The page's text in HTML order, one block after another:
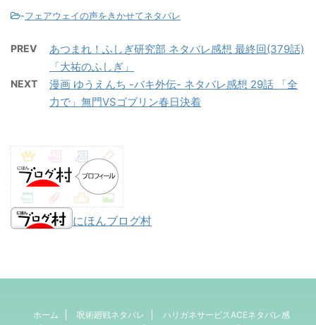
-フェアウェイの声をきかせてネタバレ
PREV
あつまれ！ふしぎ研究部 ネタバレ感想 最終回(379話)
「大祐のふしぎ」
NEXT
漫画 ゆうえんち -バキ外伝- ネタバレ感想 29話 「全
力で」無門VSゴブリン春日決着
にほんブログ村
ホーム 呪術廻戦ネタバレ
ハリガネサービスACEネタバレ感